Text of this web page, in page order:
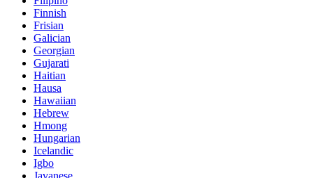
Finnish
Frisian
Galician
Georgian
Gujarati
Haitian
Hausa
Hawaiian
Hebrew
Hmong
Hungarian
Icelandic
Igbo